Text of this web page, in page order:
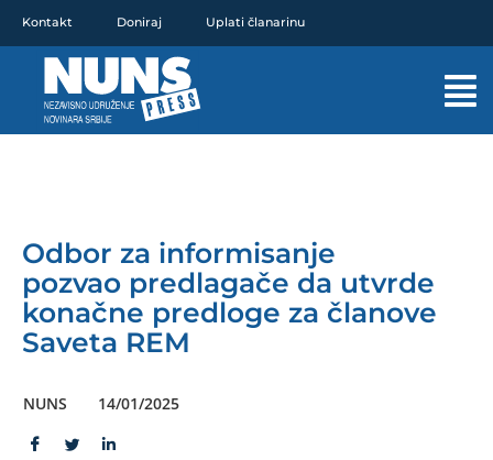
sadržaj
Kontakt Doniraj Uplati članarinu
Odbor za informisanje
pozvao predlagače da utvrde
konačne predloge za članove
Saveta REM
NUNS 14/01/2025